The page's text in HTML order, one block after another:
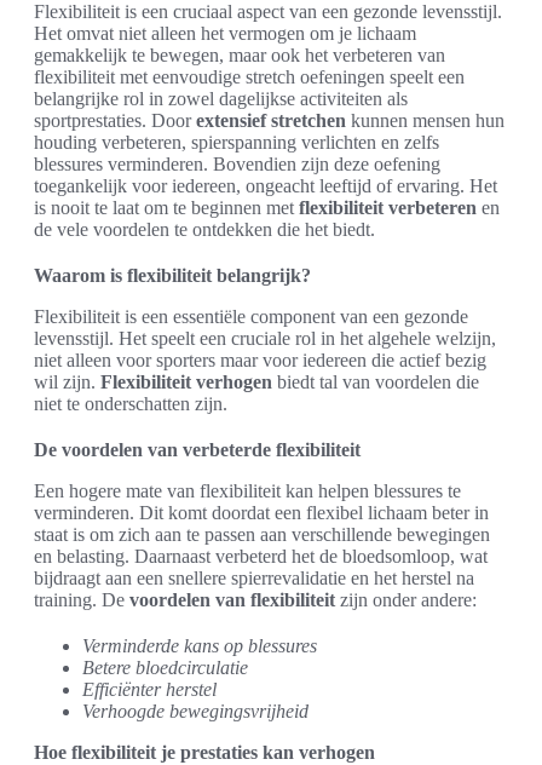
Flexibiliteit is een cruciaal aspect van een gezonde levensstijl.
Het omvat niet alleen het vermogen om je lichaam
gemakkelijk te bewegen, maar ook het verbeteren van
flexibiliteit met eenvoudige stretch oefeningen speelt een
belangrijke rol in zowel dagelijkse activiteiten als
sportprestaties. Doorextensief stretchen kunnen mensen hun
houding verbeteren, spierspanning verlichten en zelfs
blessures verminderen. Bovendien zijn deze oefening
toegankelijk voor iedereen, ongeacht leeftijd of ervaring. Het
is nooit te laat om te beginnen met flexibiliteit verbeteren en
de vele voordelen te ontdekken die het biedt.
Waarom is flexibiliteit belangrijk?
Flexibiliteit is een essentiële component van een gezonde
levensstijl. Het speelt een cruciale rol in het algehele welzijn,
niet alleen voor sporters maar voor iedereen die actief bezig
wil zijn. Flexibiliteit verhogen biedt tal van voordelen die
niet te onderschatten zijn.
De voordelen van verbeterde flexibiliteit
Een hogere mate van flexibiliteit kan helpen blessures te
verminderen. Dit komt doordat een flexibel lichaam beter in
staat is om zich aan te passen aan verschillende bewegingen
en belasting. Daarnaast verbeterd het de bloedsomloop, wat
bijdraagt aan een snellere spierrevalidatie en het herstel na
training. De voordelen van flexibiliteit zijn onder andere:
Verminderde kans op blessures
Betere bloedcirculatie
Efficiënter herstel
Verhoogde bewegingsvrijheid
Hoe flexibiliteit je prestaties kan verhogen